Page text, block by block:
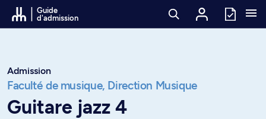
Passer au contenu
Guide
d'admission
Admission
Faculté de musique, Direction Musique
Guitare jazz 4